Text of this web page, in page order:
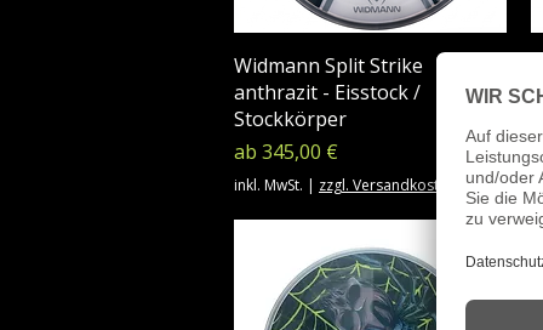
Widmann Split Strike
anthrazit - Eisstock /
Stockkörper
ab 345,00 €
Sale-Preis
inkl. MwSt. | zzgl. Versandkosten